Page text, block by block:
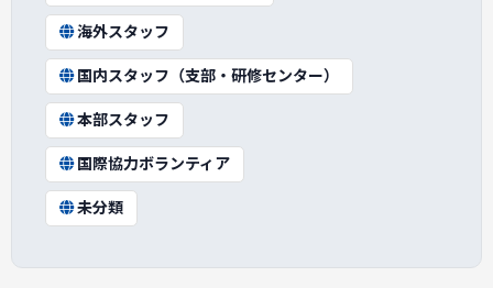
海外スタッフ
国内スタッフ（支部・研修センター）
本部スタッフ
国際協力ボランティア
未分類